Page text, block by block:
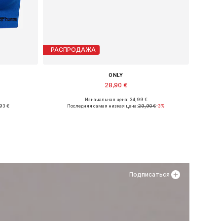
€
РАСПРОДАЖА
ONLY
28,90 €
Доступные размеры: 36, 37, 38
Изначальная цена: 34,99 €
Последняя самая низкая цена:29,90 €-3%
Подписаться